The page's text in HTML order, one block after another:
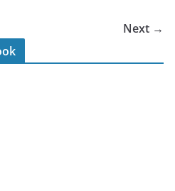
Next →